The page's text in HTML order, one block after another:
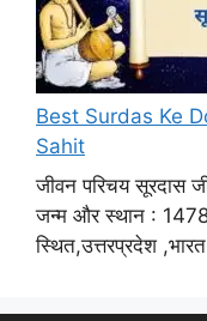
Best Surdas Ke
Sahit
जीवन परिचय सूरदास
जन्म और स्थान : 1478
स्थित,उत्तरप्रदेश